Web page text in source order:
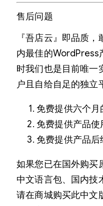
售后问题
『吾店云』即品质
内最佳的WordPress
时我们也是目前唯一
户且自给自足的独立
免费提供六个月
免费提供产品使
免费提供产品后
如果您已在国外购买
中文语言包、国内技
请在商城购买此中文